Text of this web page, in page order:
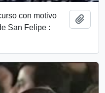
con motivo
San Felipe :